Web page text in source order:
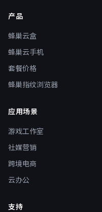
产品
蜂巢云盒
蜂巢云手机
套餐价格
蜂巢指纹浏览器
应用场景
游戏工作室
社媒营销
跨境电商
云办公
支持